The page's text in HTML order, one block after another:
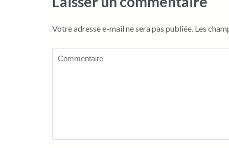
Votre adresse e-mail ne sera pas publiée. Les
Commentaire